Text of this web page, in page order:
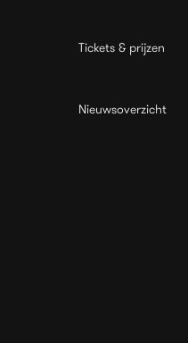
Tickets & prijzen
Nieuwsoverzicht